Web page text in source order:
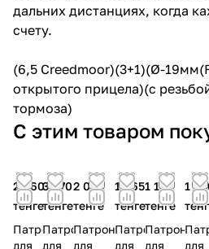
дальних дистанциях, когда
счету.
(6,5 Creedmoor)(3+1)(Ø-
открытого прицела)(с
тормоза)
С этим товаром
2 460
тенге
Патрон
для
3 670
тенге
Патрон
для
2 060
тенге
Патрон
для
1 065
тенге
Патрон
для
1 150
тенге
Патрон
для
1
для